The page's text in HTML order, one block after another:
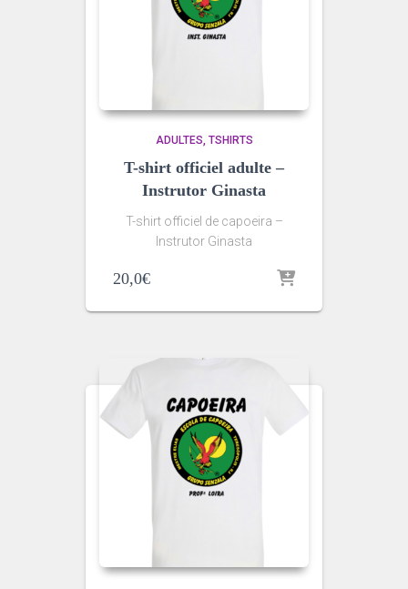
ADULTES TSHIRTS
T-shirt officiel adulte –
Instrutor Ginasta
T-shirt officiel de capoeira –
Instrutor Ginasta
20,0€